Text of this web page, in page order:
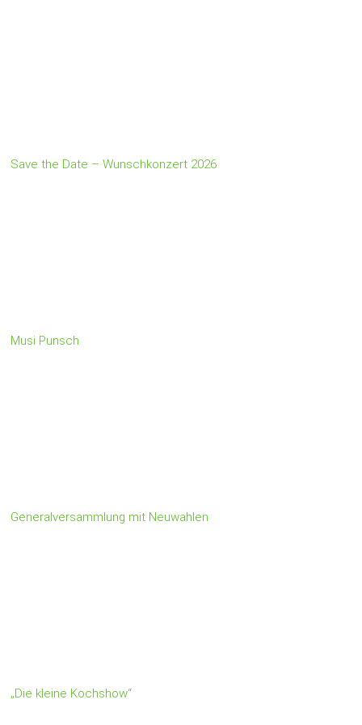
Save the Date – Wunschkonzert 2026
Musi Punsch
Generalversammlung mit Neuwahlen
„Die kleine Kochshow“